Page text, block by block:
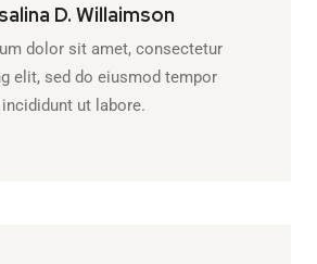
D. Willaimson
dolor sit amet, consectetur
elit, sed do eiusmod tempor
incididunt ut labore.